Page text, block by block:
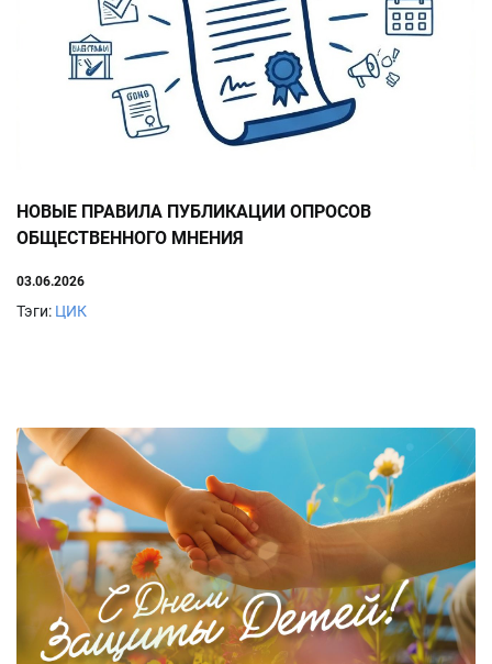
НОВЫЕ ПРАВИЛА ПУБЛИКАЦИИ ОПРОСОВ
ОБЩЕСТВЕННОГО МНЕНИЯ
03.06.2026
Тэги: ЦИК